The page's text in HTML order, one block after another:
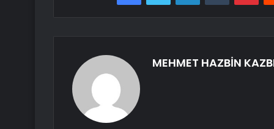
MEHMET HAZBİN